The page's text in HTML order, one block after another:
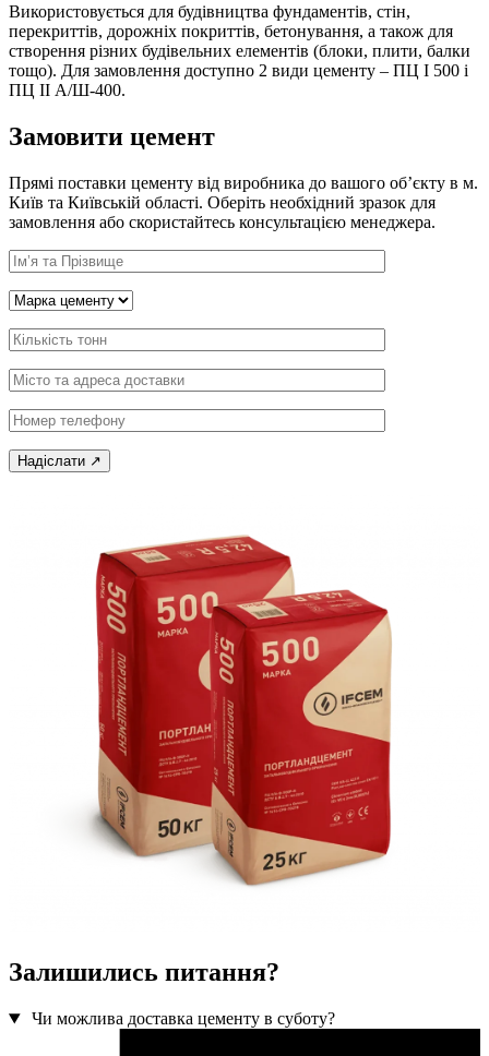
Використовується для будівництва фундаментів, стін,
перекриттів, дорожніх покриттів, бетонування, а також для
створення різних будівельних елементів (блоки, плити, балки
тощо). Для замовлення доступно 2 види цементу – ПЦ I 500 і
ПЦ II А/Ш-400.
Замовити цемент
Прямі поставки цементу від виробника до вашого об’єкту в м.
Київ та Київській області. Оберіть необхідний зразок для
замовлення або скористайтесь консультацією менеджера.
Ім’я
Тип
Кількість
Адреса
об’єкту
Телефон
Залишились питання?
Чи можлива доставка цементу в суботу?